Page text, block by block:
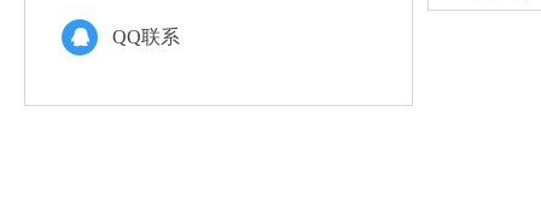
QQ联系
气滤芯